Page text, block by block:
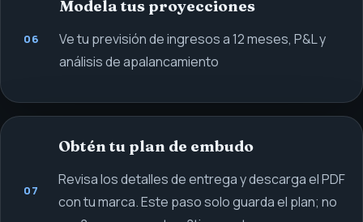
06
Modela tus proyecciones
Ve tu previsión de ingresos a 12 meses, P&L y
análisis de apalancamiento
07
Obtén tu plan de embudo
Revisa los detalles de entrega y descarga el PDF
con tu marca. Este paso solo guarda el plan; no